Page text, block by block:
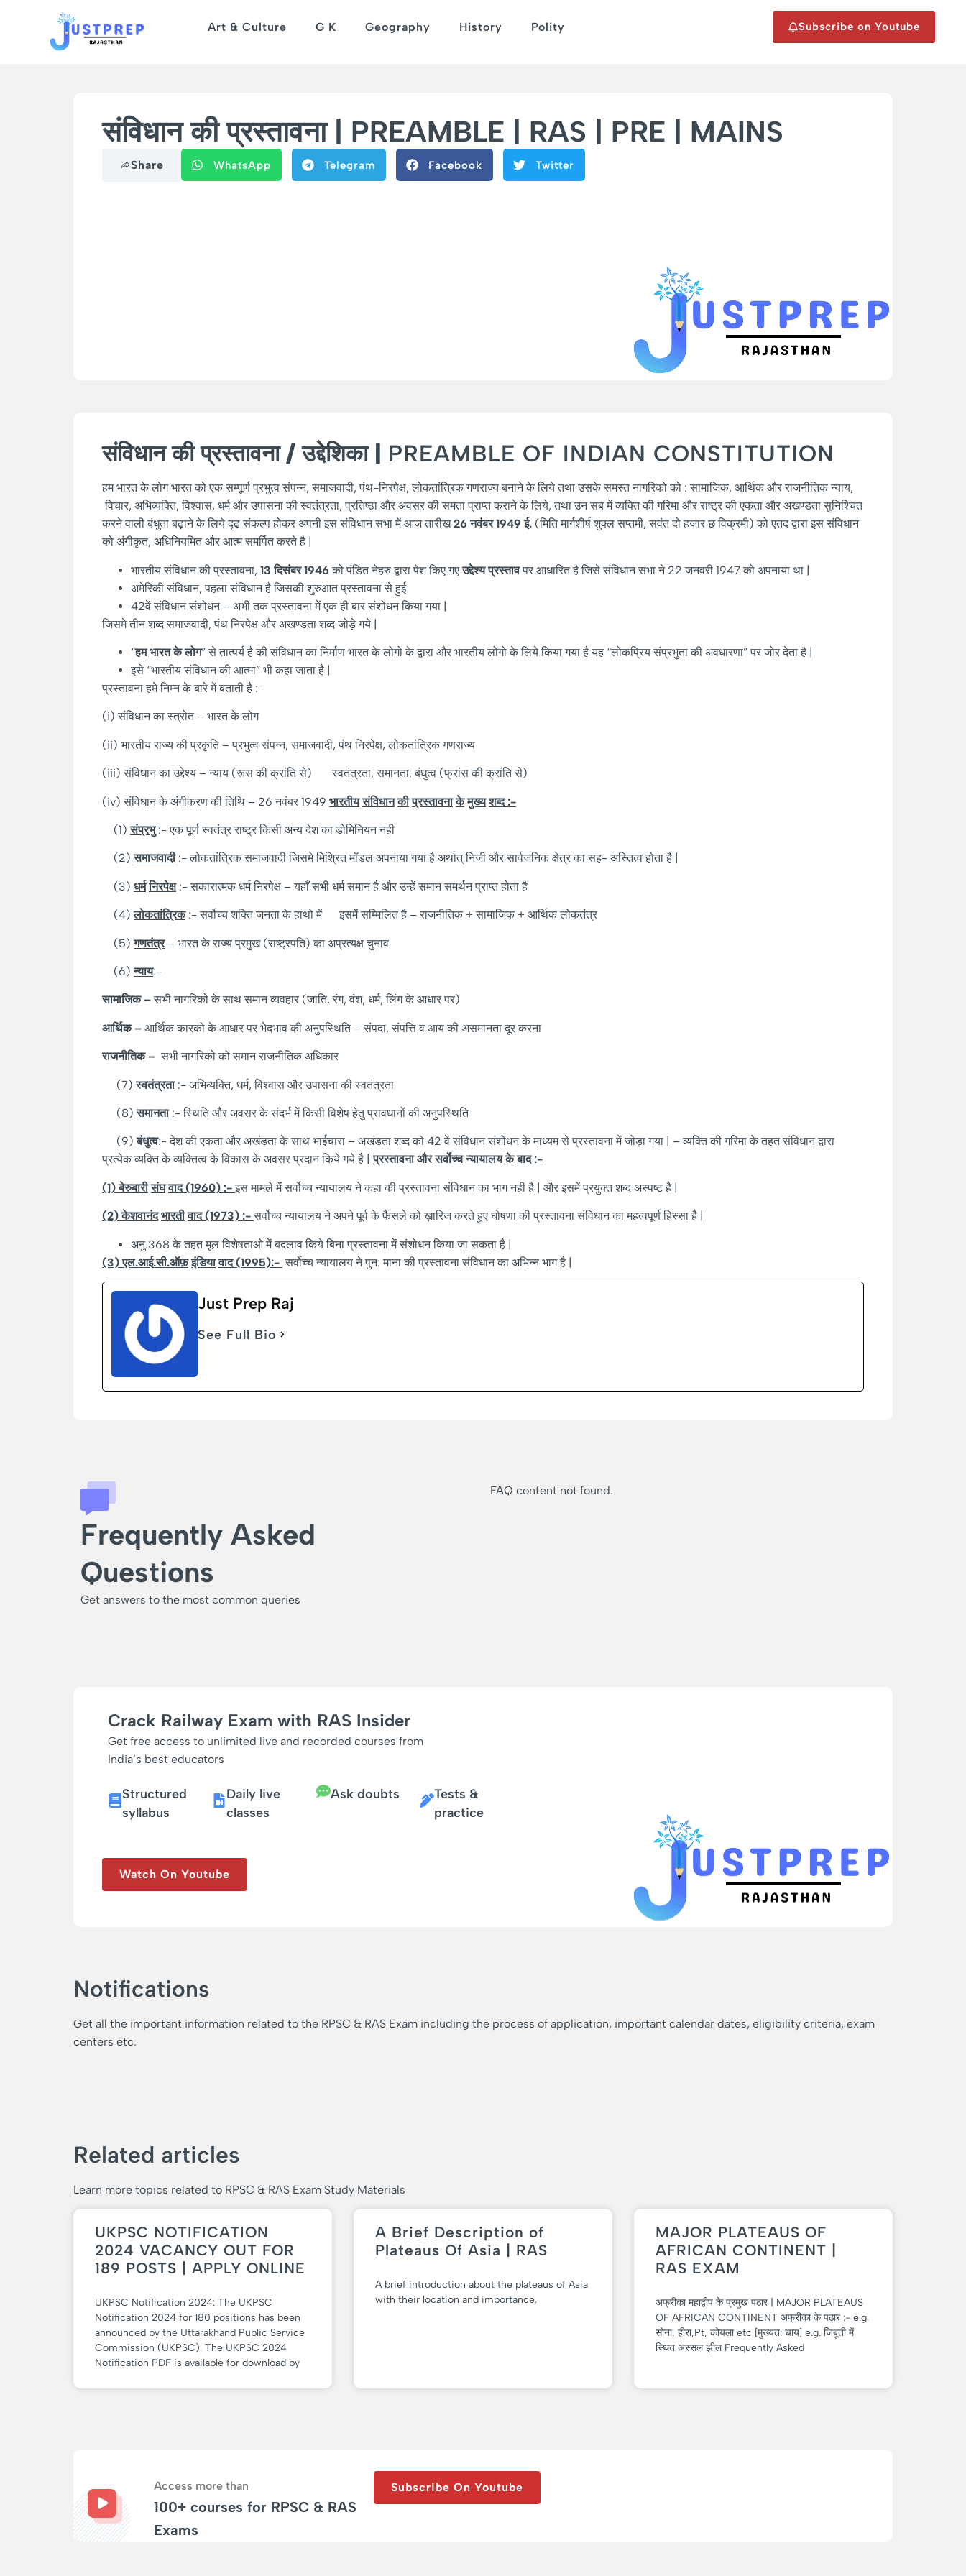
Art & Culture G K Geography History Polity Subscribe on Youtube
संविधान की प्रस्तावना | PREAMBLE | RAS | PRE | MAINS
Share WhatsApp Telegram Facebook Twitter
संविधान की प्रस्तावना/उद्देशिका | PREAMBLE OF INDIAN CONSTITUTION
हम भारत के लोग भारत को एक सम्पूर्ण प्रभुत्व संपन्न, समाजवादी, पंथ-निरपेक्ष, लोकतांत्रिक गणराज्य बनाने के लिये तथा उसके समस्त नागरिको को : सामाजिक, आर्थिक और राजनीतिक न्याय,
विचार, अभिव्यक्ति, विश्वास, धर्म और उपासना की स्वतंत्रता, प्रतिष्ठा और अवसर की समता प्राप्त कराने के लिये, तथा उन सब में व्यक्ति की गरिमा और राष्ट्र की एकता और अखण्डता सुनिश्चित
करने वाली बंधुता बढ़ाने के लिये दृढ संकल्प होकर अपनी इस संविधान सभा में आज तारीख26नवंबर1949ई. (मिति मार्गशीर्ष शुक्ल सप्तमी, सवंत दो हजार छ विक्रमी) को एतद द्वारा इस संविधान
को अंगीकृत, अधिनियमित और आत्म समर्पित करते है |
भारतीय संविधान की प्रस्तावना, 13दिसंबर1946को पंडित नेहरु द्वारा पेश किए गएउद्देश्य प्रस्तावपर आधारित है जिसे संविधान सभा ने 22 जनवरी 1947 को अपनाया था |
अमेरिकी संविधान, पहला संविधान है जिसकी शुरुआत प्रस्तावना से हुई
42वें संविधान संशोधन – अभी तक प्रस्तावना में एक ही बार संशोधन किया गया |
जिसमे तीन शब्द समाजवादी, पंथ निरपेक्ष और अखण्डता शब्द जोड़े गये |
“हम भारत के लोग” से तात्पर्य है की संविधान का निर्माण भारत के लोगो के द्वारा और भारतीय लोगो के लिये किया गया है यह “लोकप्रिय संप्रभुता की अवधारणा” पर जोर देता है |
इसे “भारतीय संविधान की आत्मा” भी कहा जाता है |
प्रस्तावना हमे निम्न के बारे में बताती है :-
(i) संविधान का स्त्रोत – भारत के लोग
(ii) भारतीय राज्य की प्रकृति – प्रभुत्व संपन्न, समाजवादी, पंथ निरपेक्ष, लोकतांत्रिक गणराज्य
(iii) संविधान का उद्देश्य – न्याय (रूस की क्रांति से) स्वतंत्रता, समानता, बंधुत्व (फ्रांस की क्रांति से)
(iv) संविधान के अंगीकरण की तिथि – 26 नवंबर 1949 भारतीय संविधान की प्रस्तावना के मुख्य शब्द:-
(1)संप्रभु:- एक पूर्ण स्वतंत्र राष्ट्र किसी अन्य देश का डोमिनियन नही
(2)समाजवादी:- लोकतांत्रिक समाजवादी जिसमे मिश्रित मॉडल अपनाया गया है अर्थात् निजी और सार्वजनिक क्षेत्र का सह- अस्तित्व होता है |
(3) धर्म निरपेक्ष:- सकारात्मक धर्म निरपेक्ष – यहाँ सभी धर्म समान है और उन्हें समान समर्थन प्राप्त होता है
(4)लोकतांत्रिक:- सर्वोच्च शक्ति जनता के हाथो में इसमें सम्मिलित है – राजनीतिक + सामाजिक + आर्थिक लोकतंत्र
(5)गणतंत्र– भारत के राज्य प्रमुख (राष्ट्रपति) का अप्रत्यक्ष चुनाव
(6)न्याय:-
सामाजिक–सभी नागरिको के साथ समान व्यवहार (जाति, रंग, वंश, धर्म, लिंग के आधार पर)
आर्थिक– आर्थिक कारको के आधार पर भेदभाव की अनुपस्थिति – संपदा, संपत्ति व आय की असमानता दूर करना
राजनीतिक– सभी नागरिको को समान राजनीतिक अधिकार
(7)स्वतंत्रता:- अभिव्यक्ति, धर्म, विश्वास और उपासना की स्वतंत्रता
(8)समानता:- स्थिति और अवसर के संदर्भ में किसी विशेष हेतु प्रावधानों की अनुपस्थिति
(9)बंधुत्व:- देश की एकता और अखंडता के साथ भाईचारा – अखंडता शब्द को 42 वें संविधान संशोधन के माध्यम से प्रस्तावना में जोड़ा गया | – व्यक्ति की गरिमा के तहत संविधान द्वारा
प्रत्येक व्यक्ति के व्यक्तित्व के विकास के अवसर प्रदान किये गये है |प्रस्तावना और सर्वोच्च न्यायालय के बाद:-
(1)बेरुबारी संघ वाद(1960) :-इस मामले में सर्वोच्च न्यायालय ने कहा की प्रस्तावना संविधान का भाग नही है | और इसमें प्रयुक्त शब्द अस्पष्ट है |
(2)केशवानंद भारती वाद(1973) :-सर्वोच्च न्यायालय ने अपने पूर्व के फैसले को ख़ारिज करते हुए घोषणा की प्रस्तावना संविधान का महत्वपूर्ण हिस्सा है |
अनु.368 के तहत मूल विशेषताओ में बदलाव किये बिना प्रस्तावना में संशोधन किया जा सकता है |
(3)एल.आई.सी.ऑफ़ इंडिया वाद(1995):- सर्वोच्च न्यायालय ने पुन: माना की प्रस्तावना संविधान का अभिन्न भाग है |
Just Prep Raj
See Full Bio
Frequently Asked
Questions
Get answers to the most common queries
FAQ content not found.
Crack Railway Exam with RAS Insider
Get free access to unlimited live and recorded courses from
India’s best educators
Structured
syllabus
Daily live
classes
Ask doubts
Tests &
practice
Watch On Youtube
Notifications
Get all the important information related to the RPSC & RAS Exam including the process of application, important calendar dates, eligibility criteria, exam
centers etc.
Related articles
Learn more topics related to RPSC & RAS Exam Study Materials
UKPSC NOTIFICATION
2024 VACANCY OUT FOR
189 POSTS | APPLY ONLINE
UKPSC Notification 2024: The UKPSC
Notification 2024 for 180 positions has been
announced by the Uttarakhand Public Service
Commission (UKPSC). The UKPSC 2024
Notification PDF is available for download by
A Brief Description of
Plateaus Of Asia | RAS
A brief introduction about the plateaus of Asia
with their location and importance.
MAJOR PLATEAUS OF
AFRICAN CONTINENT |
RAS EXAM
अफ्रीका महाद्वीप के प्रमुख पठार | MAJOR PLATEAUS
OF AFRICAN CONTINENT अफ्रीका के पठार :- e.g.
सोना, हीरा,Pt, कोयला etc [मुख्यत: चाय] e.g. जिबूती में
स्थित अस्सल झील Frequently Asked
Access more than
100+ courses for RPSC & RAS
Exams
Subscribe On Youtube